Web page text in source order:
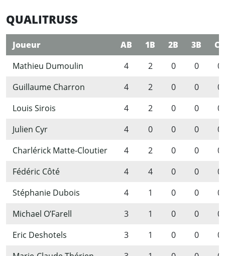
QUALITRUSS
Joueur AB 1B 2B 3B
CC
Mathieu Dumoulin
4 2 0 0
0
Guillaume Charron
4 2 0 0
0
Louis Sirois
4 2 0 0
0
Julien Cyr
4 0 0 0
0
Charlérick Matte-Cloutier
4 2 0 0
0
Fédéric Côté
4 4 0 0
0
Stéphanie Dubois
4 1 0 0
0
Michael O’Farell
3 1 0 0
0
Eric Deshotels
3 1 0 0
0